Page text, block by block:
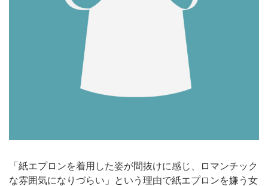
「紙エプロンを着用した姿が間抜けに感じ、ロマンチック
な雰囲気になりづらい」という理由で紙エプロンを嫌う女